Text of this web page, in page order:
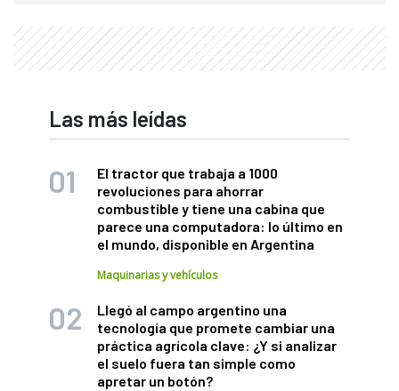
Las más leídas
El tractor que trabaja a 1000
revoluciones para ahorrar
combustible y tiene una cabina que
parece una computadora: lo último en
el mundo, disponible en Argentina
Maquinarias y vehículos
Llegó al campo argentino una
tecnología que promete cambiar una
práctica agrícola clave: ¿Y si analizar
el suelo fuera tan simple como
apretar un botón?